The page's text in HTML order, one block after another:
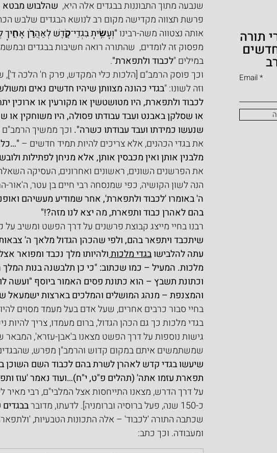
שנבעה מתוך התבוננות בבגדים אלה היא, שהלבוש
פרשת תצווה מקדישה מקום רב לנושא הבגדים שלבש
אותה נצטווה משה-רבינו "וְעָשִׂ֥יתָ בִגְדֵי־קֹ֖דֶשׁ לְאַהֲרֹ֣ן אָחִ֑יךָ
מפסוק זה לומדים,  שהתורה רואה חשיבות בבגדים
במילים "לכבוד ולתפארת".
וכך פוסק הרמב"ם [הלכות כלי המקדש, פרק ח' הלכה ד'],
וזה לשונו: "בגדי כהונה מצוותן שיהיו חדשים נאים
לכבוד ולתפארת, היו מטושטשין או מקורעין או ארוכין
או שסלקן באבנט ועבד עבודתו פסולה, היו משוחקין או
שנעשו כמידתו ועבד עבודתו כשרה". וכך ממשיך הרמב"ם
את בגדי הכהנים, אלא צריכים להיות תמיד חדשים – "…כל
מלבנין אותן ואין מכבסין אותן, אלא מניחן לפתילות
את הפרשנים השונים, ראשונים ואחרונים, העסיקה
הנה לשון הקושיה, כפי שמנסחה רבי חיים בן עטר, ה'אור-
ה' באומרו 'לכבוד ולתפארת', אחר שמודיע מעשיהם
בהם לאהרן כבוד ותפארת, מה יצא לנו מזה?!"
רבנו בחיי מייצג קבוצת פרשנים על דרך הפשט ומשיב על
שיתכבד ויתפאר בהם, ולפי שהכהן הגדול מלאך ה' צבאות
עתה להלבישו בגדי מלכות ולהיותו מלך נכבד ומפואר
מלכות. המעיל – כמו שכתוב: "כי כן תלבשנה בנות המלך
וכתונת תשבץ – הוא כתונת פסים האמור ביוסף "ועשה
והמצנפת – מנהג המושלים והמלכים בארצות ישמעאל
בחיי סבור כרבים אחרים, שעל אדם בעל מעמד מסוים
בגדי מלכות כך גם הכהן הגדול, ברום מעמדו, צריך
גישות נוספות על דרך הפשט מצאנו ב'אבן-עזרא', המבאר
שמשתמשים איתם במקום קדוש והרמב"ן מפרש,
שיעשו בגדי קדש לאהרן לשרת בהם לכבוד השם השוכן
תפארת עזמו אתה' (תהלים פ"ט, י"ח)…ועוד נאמר 'עוז
על דרך הדרש, מצאנו התייחסות אצל המלבי"ם, רבי מאיר
כ-150 שנה, פעל ברוסיה וברומניה]. לדעתו, מדובר
בבגדים
שכתבה התורה 'לכבוד' – אלה התכונות הטבעיות,
ומעבודה. וכך כתב:
תורה
Email